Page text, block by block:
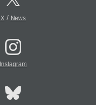
X/ News
Instagram